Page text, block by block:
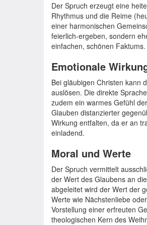
Der Spruch erzeugt eine
Rhythmus und die Reime
einer harmonischen
feierlich-ergeben, sondern
einfachen, schönen Faktums.
Emotionale
Bei gläubigen Christen kann
auslösen. Die direkte
zudem ein warmes Gefühl
Glauben distanzierter
Wirkung entfalten, da er an
einladend.
Moral und Werte
Der Spruch vermittelt
der Wert des Glaubens an
abgeleitet wird der Wert der
Werte wie Nächstenliebe
Vorstellung einer erfreuten
theologischen Kern des